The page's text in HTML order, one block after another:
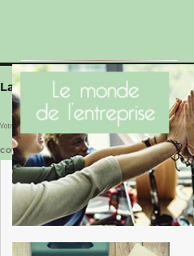
Laisser un commentaire
Votre adresse e-mail ne sera pas publiée. Les champs
COMMENTAIRE